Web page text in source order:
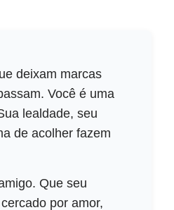
deixam marcas
Você é uma
lealdade, seu
de acolher fazem
Que seu
por amor,